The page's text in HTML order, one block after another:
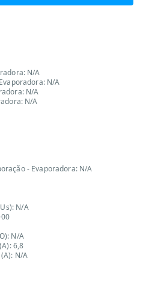
N/A
N/A
N/A
N/A
- Evaporadora: N/A
N/A
N/A
6,8
N/A